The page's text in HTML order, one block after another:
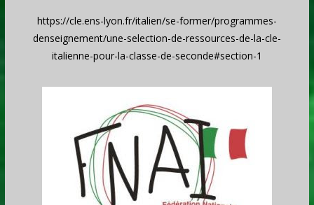
https://cle.ens-lyon.fr/italien/se-former/programmes-
denseignement/une-selection-de-ressources-de-la-cle-
italienne-pour-la-classe-de-seconde#section-1